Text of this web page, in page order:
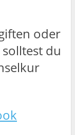
oder
du